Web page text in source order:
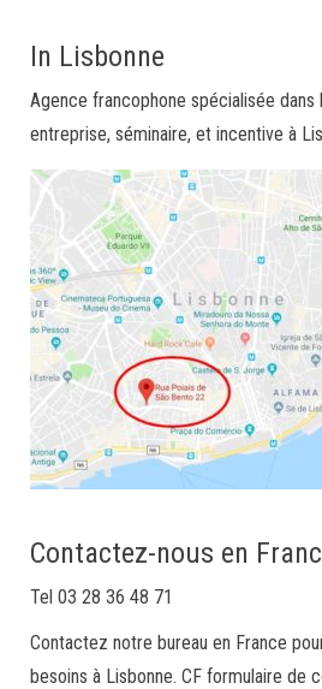
In Lisbonne
Agence francophone spécialisée dans
entreprise, séminaire, et incentive à
Contactez-nous en
Tel 03 28 36 48 71
Contactez notre bureau en France
besoins à Lisbonne. CF formulaire de